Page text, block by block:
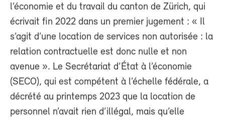
l’économie et du travail du canton de Zürich, qui
écrivait fin 2022 dans un premier jugement : « Il
s’agit d’une location de services non autorisée : la
relation contractuelle est donc nulle et non
avenue ». Le Secrétariat d’État à l’économie
(SECO), qui est compétent à l’échelle fédérale, a
décrété au printemps 2023 que la location de
personnel n’avait rien d’illégal, mais qu’elle